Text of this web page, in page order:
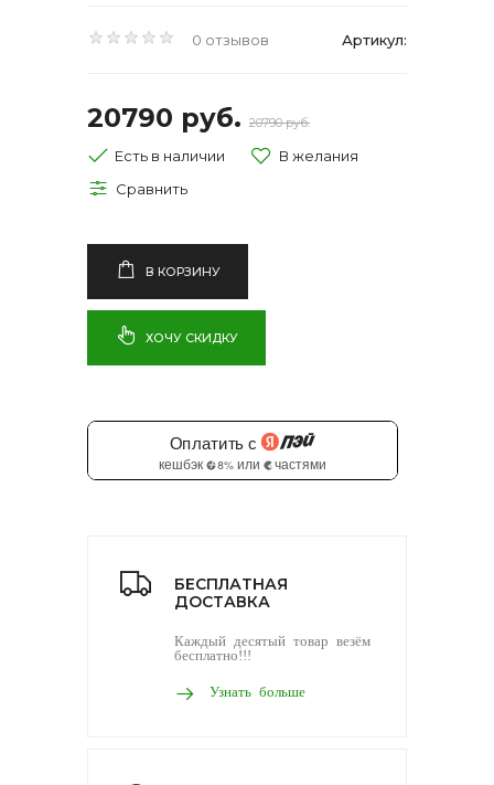
0 отзывов Артикул:
20790 руб. 20790 руб.
Есть в наличии
В КОРЗИНУ
ХОЧУ СКИДКУ
БЕСПЛАТНАЯ
ДОСТАВКА
Каждый десятый товар везём
бесплатно!!!
Узнать больше